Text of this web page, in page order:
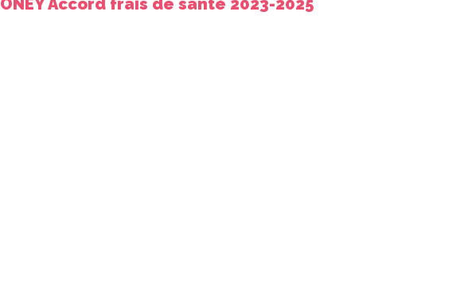
ONEY Accord frais de santé 2023-2025